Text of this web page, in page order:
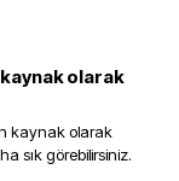
olarak
kaynak olarak
sık görebilirsiniz.